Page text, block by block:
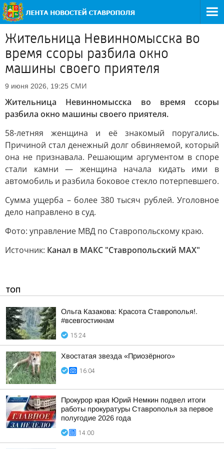
Жительница Невинномысска во
время ссоры разбила окно
машины своего приятеля
9 июня 2026, 19:25 СМИ
Жительница Невинномысска во время ссоры
разбила окно машины своего приятеля.
58-летняя женщина и её знакомый поругались.
Причиной стал денежный долг обвиняемой, который
она не признавала. Решающим аргументом в споре
стали камни — женщина начала кидать ими в
автомобиль и разбила боковое стекло потерпевшего.
Сумма ущерба – более 380 тысяч рублей. Уголовное
дело направлено в суд.
Фото: управление МВД по Ставропольскому краю.
Источник: Канал в МАКС "Ставропольский MAX"
ТОП
Ольга Казакова: Красота Ставрополья!.
#всевгостикнам
15:24
Хвостатая звезда «Приозёрного»
16:04
Прокурор края Юрий Немкин подвел итоги
работы прокуратуры Ставрополья за первое
полугодие 2026 года
14:00